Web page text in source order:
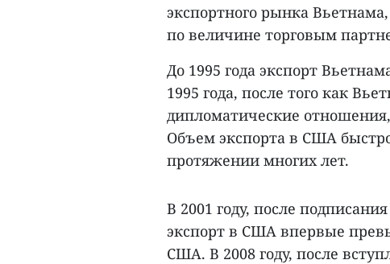
экспортного рынка
по величине торговым
До 1995 года экспорт
1995 года, после того как
дипломатические
Объем экспорта в США
протяжении многих лет.
В 2001 году, после
экспорт в США впервые
США. В 2008 году, после